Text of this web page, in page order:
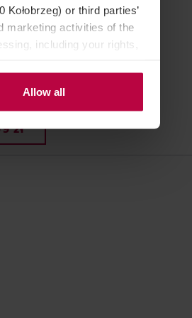
or third parties’
marketing activities of the
including your rights,
Allow all
zł
zł